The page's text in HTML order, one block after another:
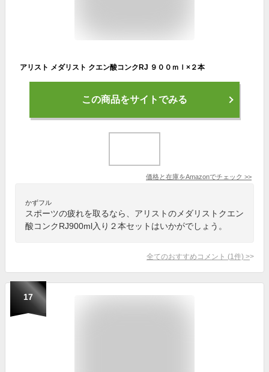
アリスト メダリスト クエン酸コンクRJ ９００ｍｌ×２本
この商品をサイトでみる
価格と在庫をAmazonでチェック >>
かずフル
スポーツの疲れを取るなら、アリストのメダリストクエン
酸コンクRJ900ml入り２本セットはいかがでしょう。
全てのおすすめコメント (1 件) >
17